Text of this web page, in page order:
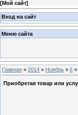
[Мой сайт]
Вход на сайт
Меню сайта
Главная » 2014 » Ноябрь » 6 »
Приобретая товар или